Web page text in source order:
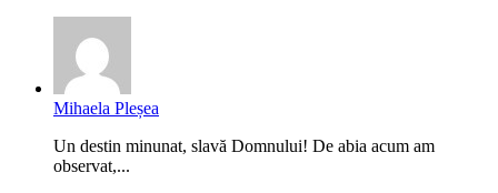
Mihaela Pleșea
Un destin minunat, slavă Domnului! De abia acum am
observat,...